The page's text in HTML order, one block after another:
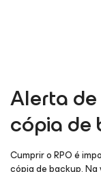
Alerta
cópia de
Cumprir o RPO é